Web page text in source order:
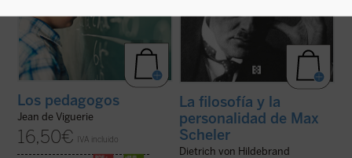
Los pedagogos
Jean de Viguerie
16,50€ IVA incluido
La filosofía y la
personalidad de Max
Scheler
Dietrich von Hildebrand